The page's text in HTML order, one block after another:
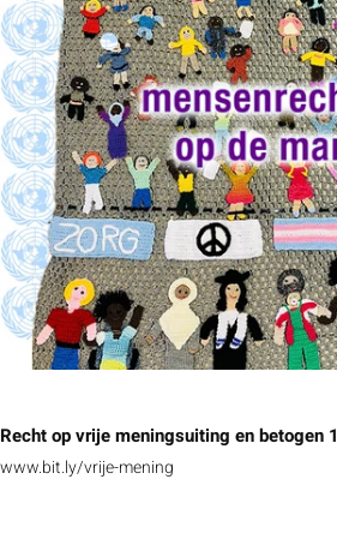
Recht op vrije meningsuiting en betogen 1
www.bit.ly/vrije-mening